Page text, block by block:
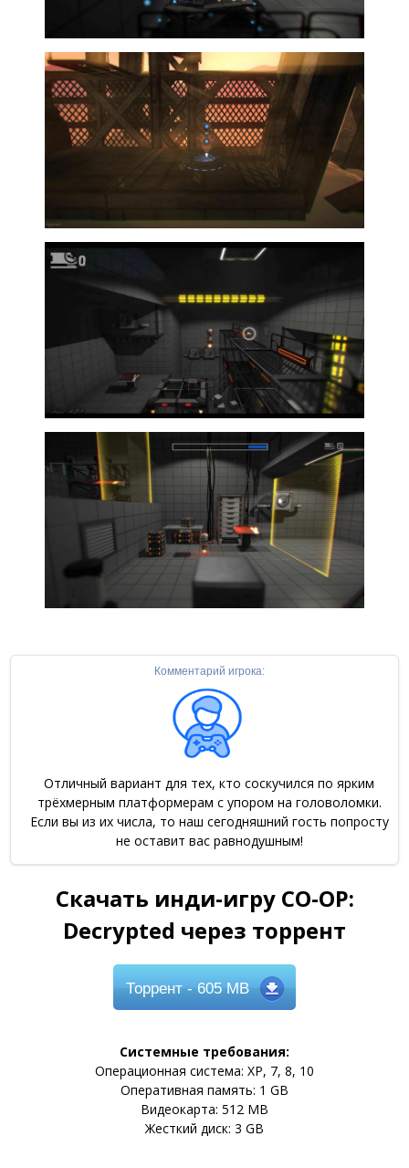
Комментарий игрока:
Отличный вариант для тех, кто соскучился по ярким
трёхмерным платформерам с упором на головоломки.
Если вы из их числа, то наш сегодняшний гость попросту
не оставит вас равнодушным!
Скачать инди-игру CO-OP:
Decrypted через торрент
Торрент- 605 MB
Системные требования:
Операционная система: XP, 7, 8, 10
Оперативная память: 1 GB
Видеокарта: 512 MB
Жесткий диск: 3 GB